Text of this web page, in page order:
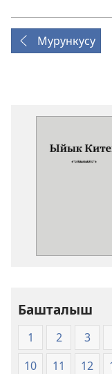
Мурункусу
Башталыш
1 2 3
10
11 12